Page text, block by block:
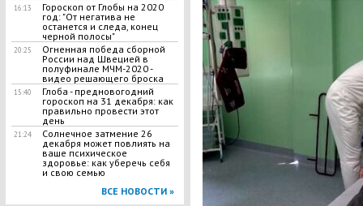
16:13
Гороскоп от Глобы на 2020
год: "От негатива не
останется и следа, конец
черной полосы"
20:25
Огненная победа сборной
России над Швецией в
полуфинале МЧМ-2020 -
видео решающего броска
15:40
Глоба - предновогодний
гороскоп на 31 декабря: как
правильно провести этот
день
21:24
Солнечное затмение 26
декабря может повлиять на
ваше психическое
здоровье: как уберечь себя
и свою семью
ВСЕ НОВОСТИ »